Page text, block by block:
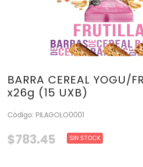
BARRA CEREAL YOGU/
x26g (15 UXB)
Código: PILAGOLO0001
$783.45 SIN STOCK